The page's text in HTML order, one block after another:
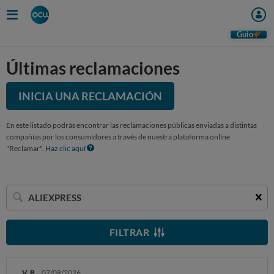
Guio
Últimas reclamaciones
INICIA UNA RECLAMACIÓN
En este listado podrás encontrar las reclamaciones públicas enviadas a distintas
compañías por los consumidores a través de nuestra plataforma online
"Reclamar". Haz clic aquí
Buscar
una
empresa
FILTRAR